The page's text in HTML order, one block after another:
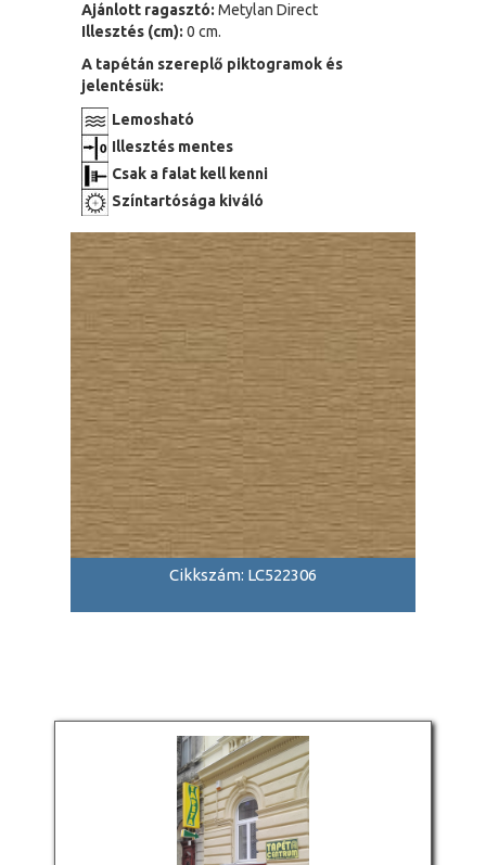
Ajánlott ragasztó: Metylan Direct
Illesztés (cm): 0 cm.
A tapétán szereplő piktogramok és
jelentésük:
Lemosható
Illesztés mentes
Csak a falat kell kenni
Színtartósága kiváló
Cikkszám: LC522306